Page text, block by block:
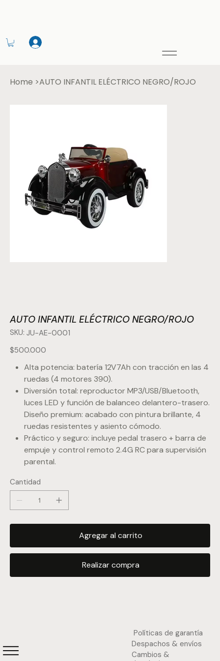
Home >AUTO INFANTIL ELÉCTRICO NEGRO/ROJO
AUTO INFANTIL ELÉCTRICO NEGRO/ROJO
SKU:
SKU
JU-
0001
JU-AE-0001
Precio
$500.000
Alta potencia: batería 12V7Ah con tracción en las 4
ruedas (4 motores 390).
Diversión total: reproductor MP3/USB/Bluetooth,
luces LED y función de balanceo delantero-trasero.
Diseño premium: acabado con pintura brillante, 4
ruedas resistentes y asiento cómodo.
Práctico y seguro: incluye pedal trasero + barra de
empuje y control remoto 2.4G RC para supervisión
parental.
Cantidad
Agregar al carrito
Realizar compra
Políticas de garantía
Despachos & envíos
Cambios &